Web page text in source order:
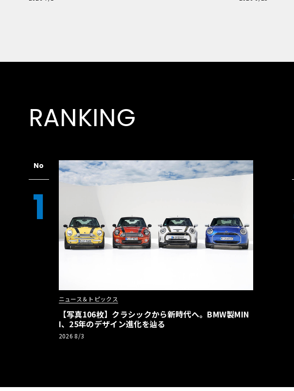
RANKING
No
1
ニュース＆トピックス
【写真106枚】クラシックから新時代へ。BMW製MIN
I、25年のデザイン進化を辿る
2026 8/3